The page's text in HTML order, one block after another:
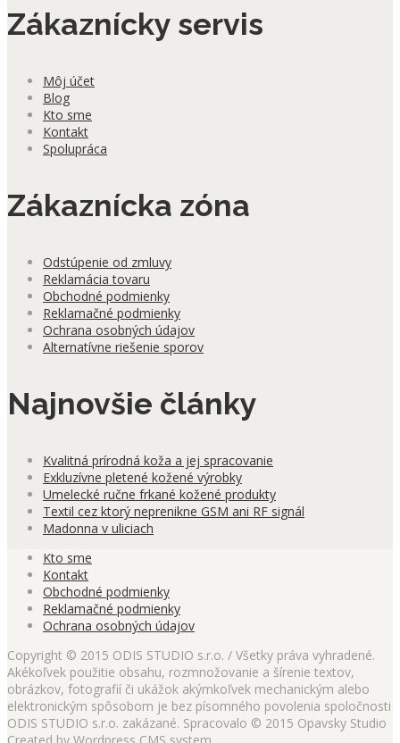
Zákaznícky servis
Môj účet
Blog
Kto sme
Kontakt
Spolupráca
Zákaznícka zóna
Odstúpenie od zmluvy
Reklamácia tovaru
Obchodné podmienky
Reklamačné podmienky
Ochrana osobných údajov
Alternatívne riešenie sporov
Najnovšie články
Kvalitná prírodná koža a jej spracovanie
Exkluzívne pletené kožené výrobky
Umelecké ručne frkané kožené produkty
Textil cez ktorý neprenikne GSM ani RF signál
Madonna v uliciach
Kto sme
Kontakt
Obchodné podmienky
Reklamačné podmienky
Ochrana osobných údajov
Copyright © 2015 ODIS STUDIO s.r.o. / Všetky práva vyhradené.
Akékoľvek použitie obsahu, rozmnožovanie a šírenie textov,
obrázkov, fotografií či ukážok akýmkoľvek mechanickým alebo
elektronickým spôsobom je bez písomného povolenia spoločnosti
ODIS STUDIO s.r.o. zakázané. Spracovalo © 2015 Opavsky Studio